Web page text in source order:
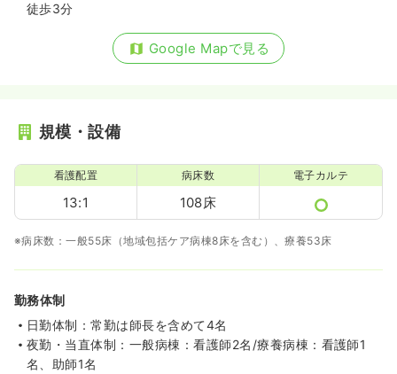
徒歩3分
Google Mapで見る
規模・設備
看護配置
13:1
病床数
108床
電子カルテ
※病床数：一般55床（地域包括ケア病棟8床を含む）、療養53床
勤務体制
日勤体制：常勤は師長を含めて4名
夜勤・当直体制：一般病棟：看護師2名/療養病棟：看護師1
名、助師1名